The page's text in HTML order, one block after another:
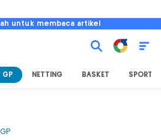
untuk membaca artikel
GP NETTING BASKET SPORT